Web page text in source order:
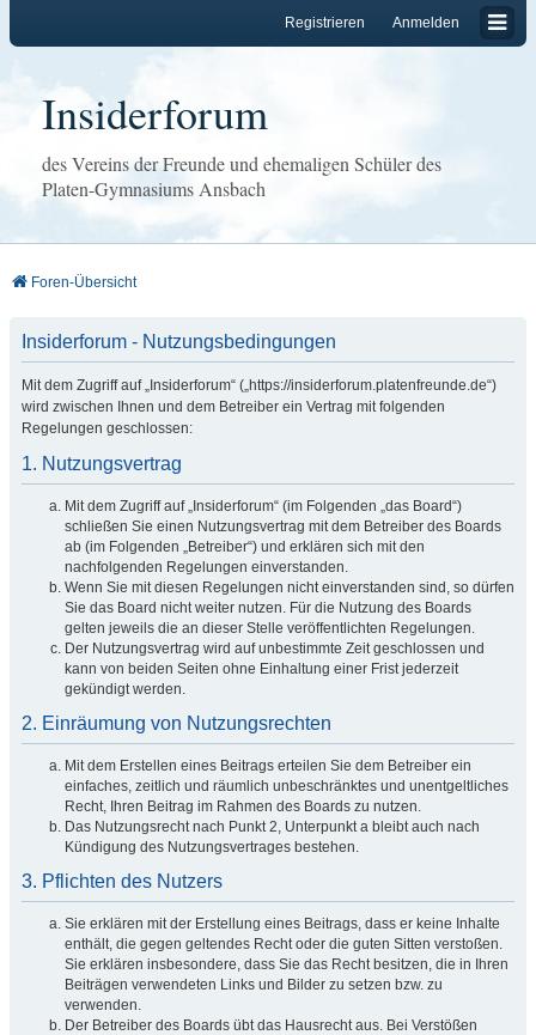
Anmelden
Registrieren
Insiderforum
des Vereins der Freunde und ehemaligen Schüler des
Platen-Gymnasiums Ansbach
Foren-Übersicht
Insiderforum - Nutzungsbedingungen
Mit dem Zugriff auf „Insiderforum“ („https://insiderforum.platenfreunde.de“)
wird zwischen Ihnen und dem Betreiber ein Vertrag mit folgenden
Regelungen geschlossen:
1. Nutzungsvertrag
Mit dem Zugriff auf „Insiderforum“ (im Folgenden „das Board“)
schließen Sie einen Nutzungsvertrag mit dem Betreiber des Boards
ab (im Folgenden „Betreiber“) und erklären sich mit den
nachfolgenden Regelungen einverstanden.
Wenn Sie mit diesen Regelungen nicht einverstanden sind, so dürfen
Sie das Board nicht weiter nutzen. Für die Nutzung des Boards
gelten jeweils die an dieser Stelle veröffentlichten Regelungen.
Der Nutzungsvertrag wird auf unbestimmte Zeit geschlossen und
kann von beiden Seiten ohne Einhaltung einer Frist jederzeit
gekündigt werden.
2. Einräumung von Nutzungsrechten
Mit dem Erstellen eines Beitrags erteilen Sie dem Betreiber ein
einfaches, zeitlich und räumlich unbeschränktes und unentgeltliches
Recht, Ihren Beitrag im Rahmen des Boards zu nutzen.
Das Nutzungsrecht nach Punkt 2, Unterpunkt a bleibt auch nach
Kündigung des Nutzungsvertrages bestehen.
3. Pflichten des Nutzers
Sie erklären mit der Erstellung eines Beitrags, dass er keine Inhalte
enthält, die gegen geltendes Recht oder die guten Sitten verstoßen.
Sie erklären insbesondere, dass Sie das Recht besitzen, die in Ihren
Beiträgen verwendeten Links und Bilder zu setzen bzw. zu
verwenden.
Der Betreiber des Boards übt das Hausrecht aus. Bei Verstößen